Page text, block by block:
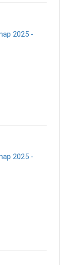
2025 -
2025 -